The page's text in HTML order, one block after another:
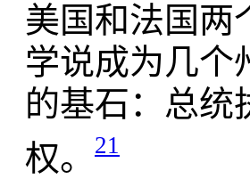
美国和法国两
学说成为几个
的基石：总统
权。
21